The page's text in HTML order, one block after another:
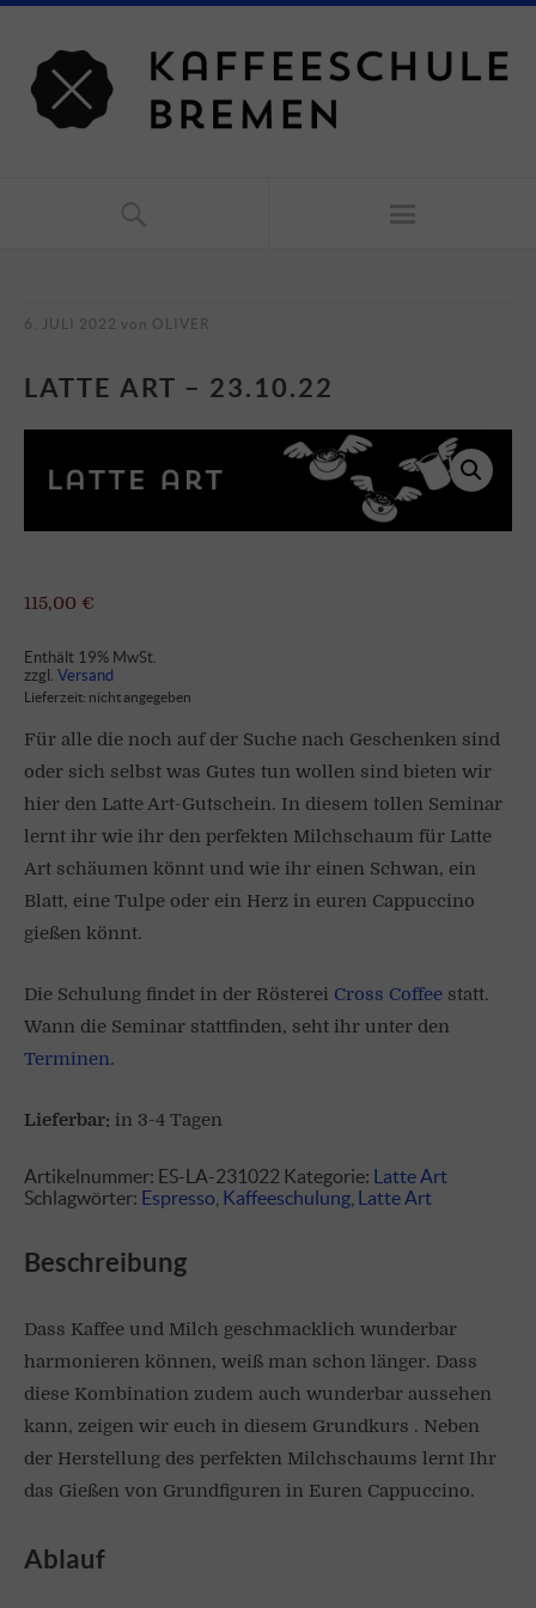
6. JULI 2022 von OLIVER
LATTE ART – 23.10.22
115,00 €
Enthält 19% MwSt.
zzgl. Versand
Lieferzeit: nicht angegeben
Für alle die noch auf der Suche nach Geschenken sind
oder sich selbst was Gutes tun wollen sind bieten wir
hier den Latte Art-Gutschein. In diesem tollen Seminar
lernt ihr wie ihr den perfekten Milchschaum für Latte
Art schäumen könnt und wie ihr einen Schwan, ein
Blatt, eine Tulpe oder ein Herz in euren Cappuccino
gießen könnt.
Die Schulung findet in der Rösterei Cross Coffee statt.
Wann die Seminar stattfinden, seht ihr unter den
Terminen.
Lieferbar: in 3-4 Tagen
Artikelnummer: ES-LA-231022 Kategorie: Latte Art
Schlagwörter: Espresso Kaffeeschulung Latte Art
Beschreibung
Dass Kaffee und Milch geschmacklich wunderbar
harmonieren können, weiß man schon länger. Dass
diese Kombination zudem auch wunderbar aussehen
kann, zeigen wir euch in diesem Grundkurs . Neben
der Herstellung des perfekten Milchschaums lernt Ihr
das Gießen von Grundfiguren in Euren Cappuccino.
Ablauf